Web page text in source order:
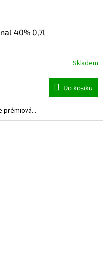
40% 0,7l
Skladem
Do košíku
prémiová...